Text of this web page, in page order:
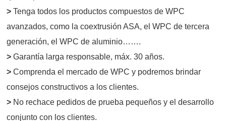
> Tenga todos los productos compuestos de WPC
avanzados, como la coextrusión ASA, el WPC de tercera
generación, el WPC de aluminio…….
> Garantía larga responsable, máx. 30 años.
> Comprenda el mercado de WPC y podremos brindar
consejos constructivos a los clientes.
> No rechace pedidos de prueba pequeños y el desarrollo
conjunto con los clientes.